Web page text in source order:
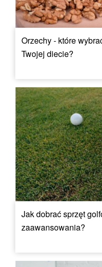
Orzechy - które
Twojej diecie?
Jak dobrać sprzęt
zaawansowania?